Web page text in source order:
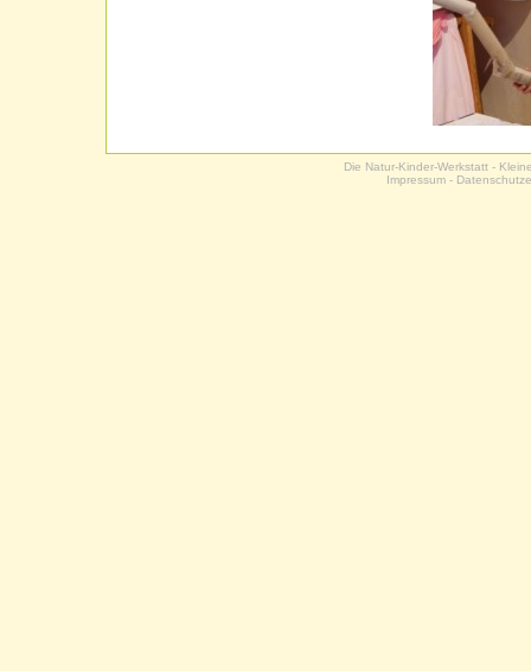
Die Natur-Kinder-Werkstatt -
Impressum -